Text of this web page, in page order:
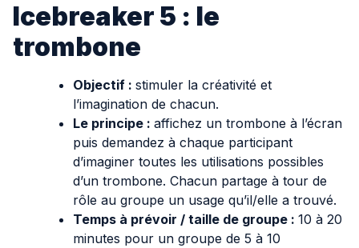
Icebreaker 5 : le
trombone
Objectif :stimuler la créativité et
l’imagination de chacun.
Le principe :affichez un trombone à l’écran
puis demandez à chaque participant
d’imaginer toutes les utilisations possibles
d’un trombone. Chacun partage à tour de
rôle au groupe un usage qu’il/elle a trouvé.
Temps à prévoir / taille de groupe :10 à 20
minutes pour un groupe de 5 à 10